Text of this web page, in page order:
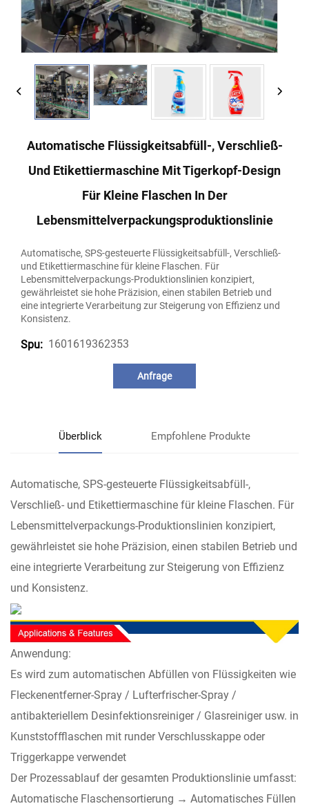
Automatische Flüssigkeitsabfüll-, Verschließ-
Und Etikettiermaschine Mit Tigerkopf-Design
Für Kleine Flaschen In Der
Lebensmittelverpackungsproduktionslinie
Automatische, SPS-gesteuerte Flüssigkeitsabfüll-, Verschließ-
und Etikettiermaschine für kleine Flaschen. Für
Lebensmittelverpackungs-Produktionslinien konzipiert,
gewährleistet sie hohe Präzision, einen stabilen Betrieb und
eine integrierte Verarbeitung zur Steigerung von Effizienz und
Konsistenz.
Spu: 1601619362353
Anfrage
Überblick Empfohlene Produkte
Automatische, SPS-gesteuerte Flüssigkeitsabfüll-,
Verschließ- und Etikettiermaschine für kleine Flaschen. Für
Lebensmittelverpackungs-Produktionslinien konzipiert,
gewährleistet sie hohe Präzision, einen stabilen Betrieb und
eine integrierte Verarbeitung zur Steigerung von Effizienz
und Konsistenz.
Anwendung:
Es wird zum automatischen Abfüllen von Flüssigkeiten wie
Fleckenentferner-Spray / Lufterfrischer-Spray /
antibakteriellem Desinfektionsreiniger / Glasreiniger usw. in
Kunststoffflaschen mit runder Verschlusskappe oder
Triggerkappe verwendet
Der Prozessablauf der gesamten Produktionslinie umfasst:
Automatische Flaschensortierung → Automatisches Füllen